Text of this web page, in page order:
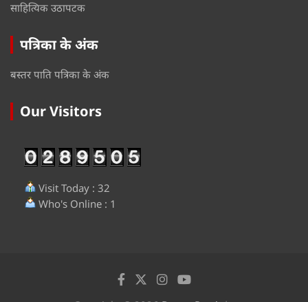
साहित्यिक उठापटक
पत्रिका के अंक
बस्तर पाति पत्रिका के अंक
Our Visitors
Visit Today : 32
Who's Online : 1